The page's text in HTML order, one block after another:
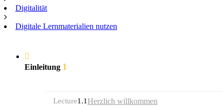
Digitalität
Digitale Lernmaterialien nutzen
Einleitung 1
Lecture1.1Herzlich willkommen